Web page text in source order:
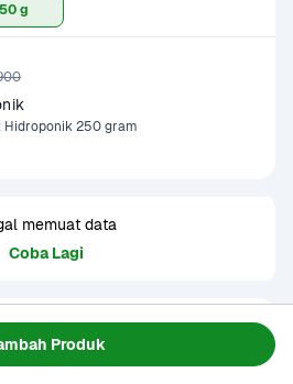
Produk
g
250 gram
memuat data
Coba Lagi
secara hidroponik. Bebas dari